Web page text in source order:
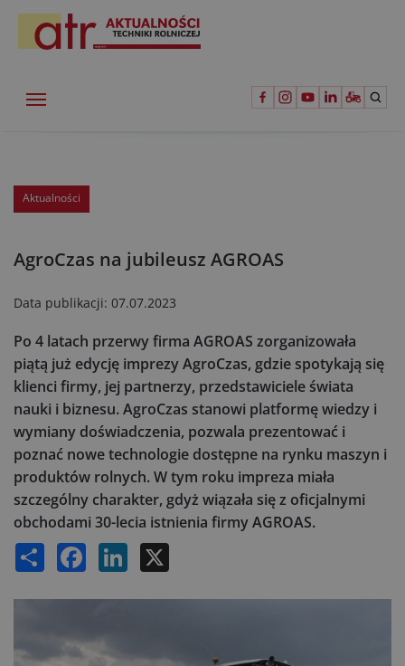
Aktualności
AgroCzas na jubileusz AGROAS
Data publikacji: 07.07.2023
Po 4 latach przerwy firma AGROAS zorganizowała
piątą już edycję imprezy AgroCzas, gdzie spotykają się
klienci firmy, jej partnerzy, przedstawiciele świata
nauki i biznesu. AgroCzas stanowi platformę wiedzy i
wymiany doświadczenia, pozwala prezentować i
poznać nowe technologie dostępne na rynku maszyn i
produktów rolnych. W tym roku impreza miała
szczególny charakter, gdyż wiązała się z oficjalnymi
obchodami 30-lecia istnienia firmy AGROAS.
Share Facebook LinkedIn